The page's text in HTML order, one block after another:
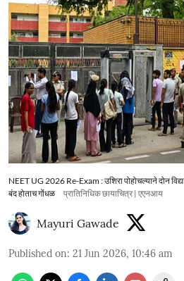
NEET UG 2026 Re-Exam : उशिरा पोहोचल्याने दोन
बंद होताच गोंधळ
प्रातिनिधिक छायाचित्र | एएनआय
Mayuri Gawade
Published on: 21 Jun 2026, 10:46 am